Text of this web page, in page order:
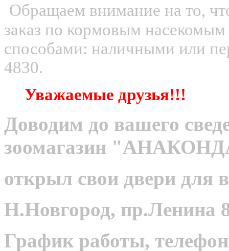
Обращаем внимание на то,
заказ по кормовым
способами: наличными или
4830.
Уважаемые друзья!!!
Доводим до вашего
зоомагазин
открыл свои двери для
Н.Новгород, пр.Ленина
График работы,